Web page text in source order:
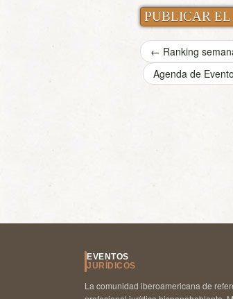
← Ranking
Agenda de
EVENTOS
JURÍDICOS
La comunidad iberoamericana de